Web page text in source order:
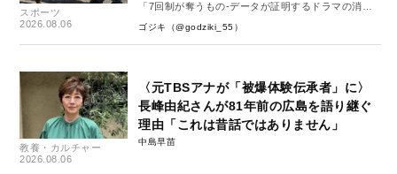
スポーツ
2026.08.06
「7回制が奪うもの-データが証明するドラマの消
失-」
ゴジキ（@godziki_55）
教養・カルチャー
2026.08.06
〈元TBSアナが「被爆体験伝承者」に〉
長峰由紀さんが81年前の広島を語り継ぐ
理由「これは昔話ではありません」
中島早苗